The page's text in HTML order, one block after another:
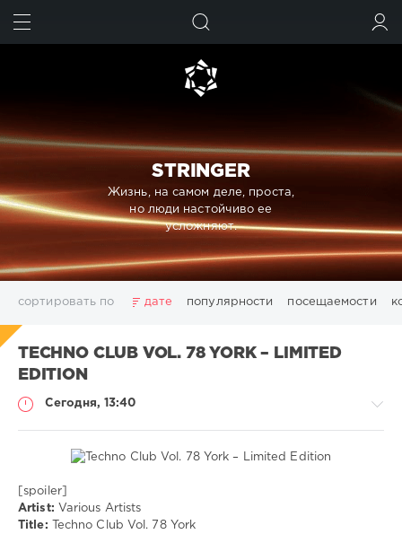
STRINGER
Жизнь, на самом деле, проста,
но люди настойчиво ее
усложняют.
сортировать по дате популярности посещаемости
Downtempo Electro Electronic FLAC Girls House
Pictures Pop Portable
Wallpapers windows Windows 11 видео девушки
изображений картинки конвертер обои
файлов фото
Показать все теги
TECHNO CLUB VOL. 78 YORK – LIMITED
EDITION
Сегодня, 13:40
Музыка
drakon-
[spoiler]
Artist: Various Artists
Title: Techno Club Vol. 78 York